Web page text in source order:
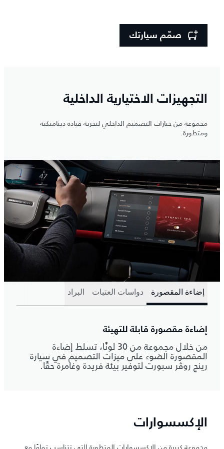
صمّم سيارتك
التجهيزات الاختيارية الداخلية
مجموعة من خيارات التصميم الداخلي لتجربة قيادة ديناميكية
ومتطورة.
إضاءة المقصورة دواسات العتبات البراد
إضاءة مقصورة قابلة للتهيئة
من خلال مجموعة من 30 لونًا، تسلط إضاءة
المقصورة الضوء على ميزات التصميم في سيارة
رينج روڤر سبورت لتوفير بيئة فريدة وغامرة حقًا.
الإكسسوارات